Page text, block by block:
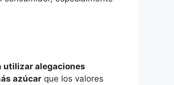
utilizar alegaciones
azúcar que los valores